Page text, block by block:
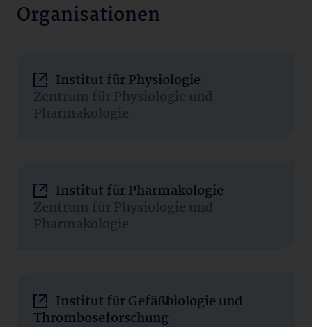
Organisationen
Institut für Physiologie
Zentrum für Physiologie und
Pharmakologie
Institut für Pharmakologie
Zentrum für Physiologie und
Pharmakologie
Institut für Gefäßbiologie und
Thromboseforschung